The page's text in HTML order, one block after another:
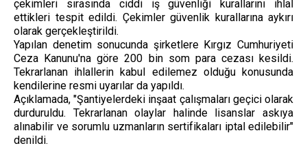
çekimleri sırasında ciddi iş güvenliği kurallarını ihlal
ettikleri tespit edildi. Çekimler güvenlik kurallarına aykırı
olarak gerçekleştirildi.
Yapılan denetim sonucunda şirketlere Kırgız Cumhuriyeti
Ceza Kanunu'na göre 200 bin som para cezası kesildi.
Tekrarlanan ihlallerin kabul edilemez olduğu konusunda
kendilerine resmi uyarılar da yapıldı.
Açıklamada, "Şantiyelerdeki inşaat çalışmaları geçici olarak
durduruldu. Tekrarlanan olaylar halinde lisanslar askıya
alınabilir ve sorumlu uzmanların sertifikaları iptal edilebilir"
denildi.